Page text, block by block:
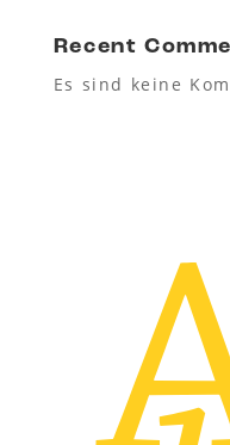
Recent
Es sind keine